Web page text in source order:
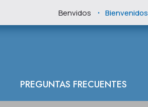
Benvidos . Bienvenidos
PREGUNTAS FRECUENTES